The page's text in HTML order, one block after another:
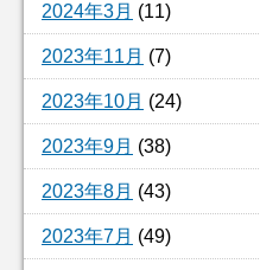
2024年3月 (11)
2023年11月 (7)
2023年10月 (24)
2023年9月 (38)
2023年8月 (43)
2023年7月 (49)